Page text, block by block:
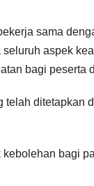
sama
aspek
bagi peserta
bagi